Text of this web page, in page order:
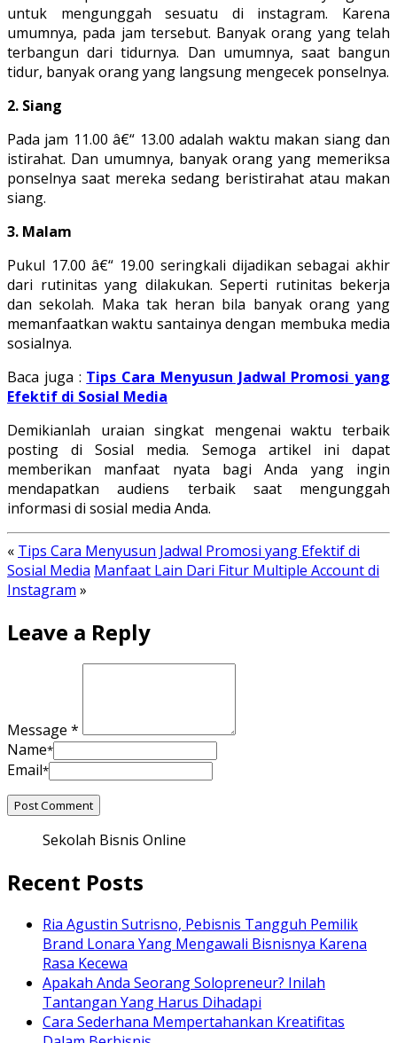
untuk mengunggah sesuatu di instagram. Karena
umumnya, pada jam tersebut. Banyak orang yang telah
terbangun dari tidurnya. Dan umumnya, saat bangun
tidur, banyak orang yang langsung mengecek ponselnya.
2. Siang
Pada jam 11.00 â€“ 13.00 adalah waktu makan siang dan
istirahat. Dan umumnya, banyak orang yang memeriksa
ponselnya saat mereka sedang beristirahat atau makan
siang.
3. Malam
Pukul 17.00 â€“ 19.00 seringkali dijadikan sebagai akhir
dari rutinitas yang dilakukan. Seperti rutinitas bekerja
dan sekolah. Maka tak heran bila banyak orang yang
memanfaatkan waktu santainya dengan membuka media
sosialnya.
Baca juga : Tips Cara Menyusun Jadwal Promosi yang
Efektif di Sosial Media
Demikianlah uraian singkat mengenai waktu terbaik
posting di Sosial media. Semoga artikel ini dapat
memberikan manfaat nyata bagi Anda yang ingin
mendapatkan audiens terbaik saat mengunggah
informasi di sosial media Anda.
« Tips Cara Menyusun Jadwal Promosi yang Efektif di
Sosial Media Manfaat Lain Dari Fitur Multiple Account di
Instagram »
Leave a Reply
Message *
Name*
Email*
Sekolah Bisnis Online
Recent Posts
Ria Agustin Sutrisno, Pebisnis Tangguh Pemilik
Brand Lonara Yang Mengawali Bisnisnya Karena
Rasa Kecewa
Apakah Anda Seorang Solopreneur? Inilah
Tantangan Yang Harus Dihadapi
Cara Sederhana Mempertahankan Kreatifitas